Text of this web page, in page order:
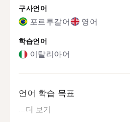
구사언어
포르투갈어 영어
학습언어
이탈리아어
언어 학습 목표
...더 보기